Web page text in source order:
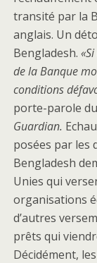
transité par la
anglais. Un
Bengladesh.
de la Banque
conditions
porte-parole
Guardian.
posées par les
Bengladesh
Unies qui
organisations
d’autres
prêts qui
Décidément,